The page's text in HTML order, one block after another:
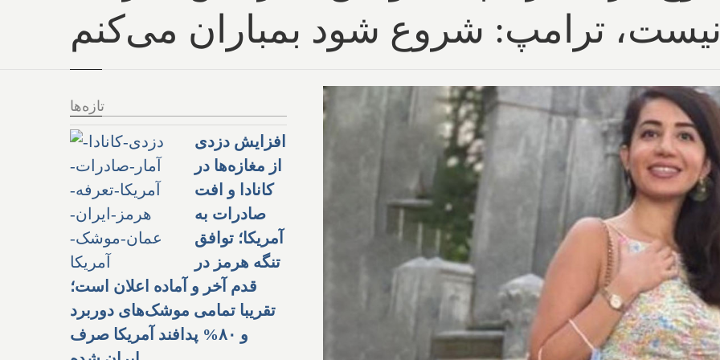
ترامپ: شروع شود بمباران می‌کنم
تازه‌ها
افزایش دزدی
از مغازه‌ها در
کانادا و افت
صادرات به
آمریکا؛ توافق
تنگه هرمز در
قدم آخر و آماده اعلان است؛
تقریبا تمامی موشک‌های دوربرد
و ۸۰% پدافند آمریکا صرف